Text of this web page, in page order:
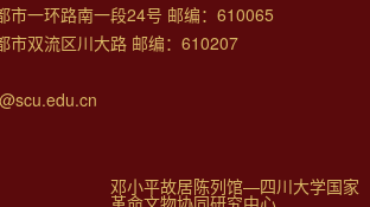
市一环路南一段24号 邮编：610065
市双流区川大路 邮编：610207
邓小平故居陈列馆—四川大学国家